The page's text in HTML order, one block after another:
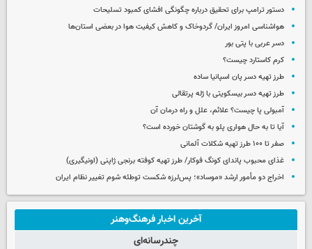
دستور ترامپ برای تحقیق درباره چگونگی افشای کمبود تسلیحات
هواشناسی امروز ایران/ گردوخاک و کاهش کیفیت هوا در بعضی استان‌ها
دسر عربی با پتی بور
کرم کاستارد چیست؟
طرز تهیه دسر پان اسپانیا ساده
طرز تهیه دسر بیسکویتی با ژله پرتقالی
آمبولی پا چیست؟ علائم، علل و راه درمان آن
آیا تا به حال هواری پلو به گوشتان خورده است؟
صفر تا ۱۰۰ طرز تهیه شکلات آلمانی
غذای محبوب پاندای کونگ فوکار/ طرز تهیه کوفته برنجی ژاپنی (اونیگیری)
اخراج دو مأمور ارشد «موساد»؛ پس‌لرزه شکست توطئه شوم تغییر نظام ایران
آخرین اخبار فرهنگ‌وهنر
چندرسانه‌ای